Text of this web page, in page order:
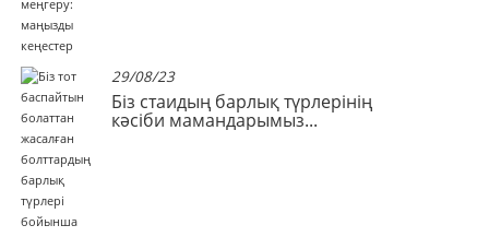
29/08/23
Біз стаидың барлық түрлерінің
кәсіби мамандарымыз...